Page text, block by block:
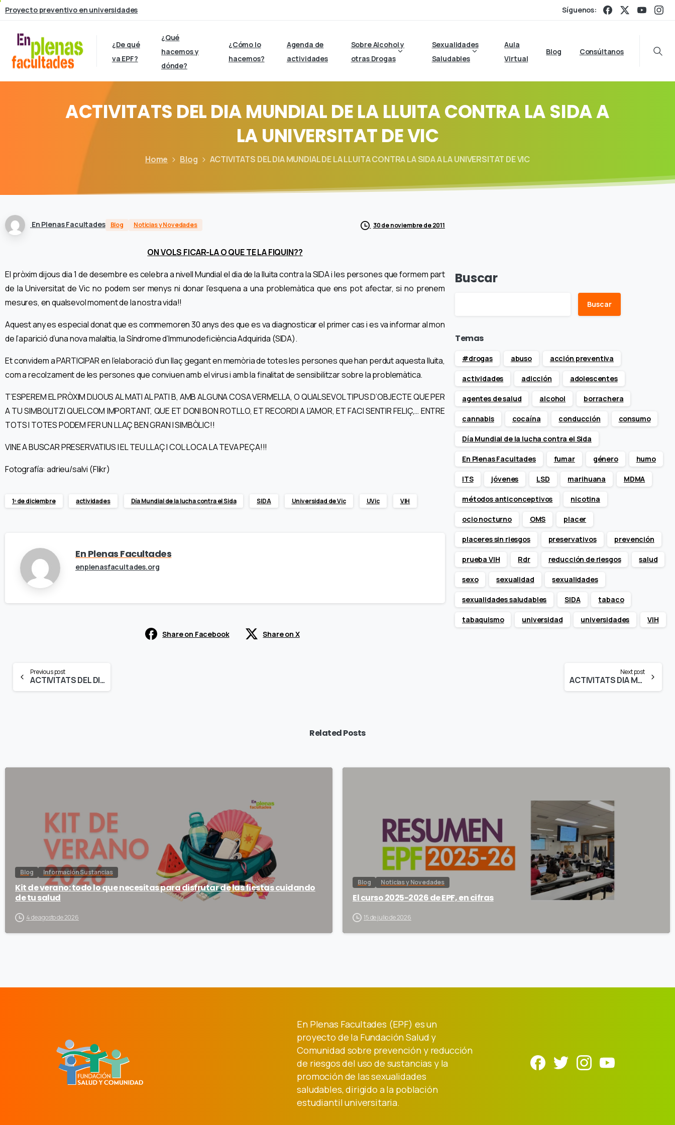
Proyecto preventivo en universidades Síguenos:
¿De qué
va EPF?
¿Qué
hacemos y
dónde?
¿Cómo lo
hacemos?
Agenda de
actividades
Sobre Alcohol y
otras Drogas
Sexualidades
Saludables
Aula
Virtual
Blog Consúltanos
ACTIVITATS DELDIAMUNDIALDELALLUITACONTRALASIDAA
LAUNIVERSITATDEVIC
Home Blog ACTIVITATS DEL DIA MUNDIAL DE LA LLUITA CONTRA LA SIDA A LA UNIVERSITAT DE VIC
En Plenas Facultades Blog Noticias y Novedades 30 de noviembre de 2011
ON VOLS FICAR-LA O QUE TE LA FIQUIN??
El pròxim dijous dia 1 de desembre es celebra a nivell Mundial el dia de la lluita contra la SIDA i les persones que formem part
de la Universitat de Vic no podem ser menys ni donar l’esquena a una problemàtica que ens pot afectar, si no prenem
mesures, en qualsevol moment de la nostra vida!!
Aquest any es especial donat que es commemoren 30 anys des que es va diagnosticar el primer cas i es va informar al mon
de l’aparició d’una nova malaltia, la Síndrome d’Immunodeficiència Adquirida (SIDA).
Et convidem a PARTICIPAR en l’elaboració d’un llaç gegant en memòria de totes les persones que han perdut aquesta lluita,
com a recolzament de les persones que conviuen amb el virus i amb la finalitat de sensibilitzar sobre la problemàtica.
T’ESPEREM EL PRÒXIM DIJOUS AL MATI AL PATI B, AMB ALGUNA COSA VERMELLA, O QUALSEVOL TIPUS D’OBJECTE QUE PER
A TU SIMBOLITZI QUELCOM IMPORTANT, QUE ET DONI BON ROTLLO, ET RECORDI A L’AMOR, ET FACI SENTIR FELIÇ,… ENTRE
TOTS I TOTES PODEM FER UN LLAÇ BEN GRAN I SIMBÒLIC!!
VINE A BUSCAR PRESERVATIUS I EL TEU LLAÇ I COL·LOCA LA TEVA PEÇA!!!
Fotografía: adrieu/salvi (Flikr)
1º de diciembre actividades Día Mundial de la lucha contra el Sida SIDA Universidad de Vic UVic VIH
En Plenas Facultades
enplenasfacultades.org
Share on Facebook Share on X
Buscar
Buscar
Temas
#drogas abuso acción preventiva
actividades adicción adolescentes
agentes de salud alcohol borrachera
cannabis cocaína conducción consumo
Día Mundial de la lucha contra el Sida
En Plenas Facultades fumar género humo
ITS jóvenes LSD marihuana MDMA
métodos anticonceptivos nicotina
ocio nocturno OMS placer
placeres sin riesgos preservativos prevención
prueba VIH Rdr reducción de riesgos salud
sexo sexualidad sexualidades
sexualidades saludables SIDA tabaco
tabaquismo universidad universidades VIH
Continue
Reading
Previous post
ACTIVITATS DEL DIA MUNDIAL DE LA LLUITA CONTRA LA SIDA EN LA UNIVERSITAT DE GIRONA
Next post
ACTIVITATS DIA MUNDIAL DE LA LLUITA CONTRA LA SIDA A LA UNIVERSITAT DE BARCELONA
Related Posts
Blog Información Sustancias
Kit de verano: todo lo que necesitas para disfrutar de las fiestas cuidando
de tu salud
4 de agosto de 2026
Blog Noticias y Novedades
El curso 2025-2026 de EPF, en cifras
15 de julio de 2026
En Plenas Facultades (EPF) es un
proyecto de la Fundación Salud y
Comunidad sobre prevención y reducción
de riesgos del uso de sustancias y la
promoción de las sexualidades
saludables, dirigido a la población
estudiantil universitaria.